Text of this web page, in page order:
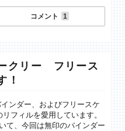
コメント 1
クリー フリース
！
ンダー、およびフリースケ
フィルを愛用しています。
て、今回は無印のバインダー